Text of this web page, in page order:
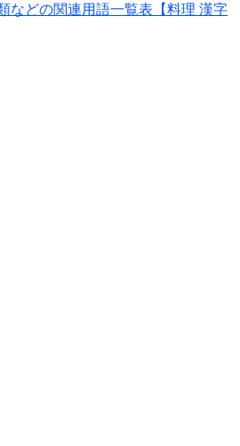
などの関連用語一覧表【料理 漢字